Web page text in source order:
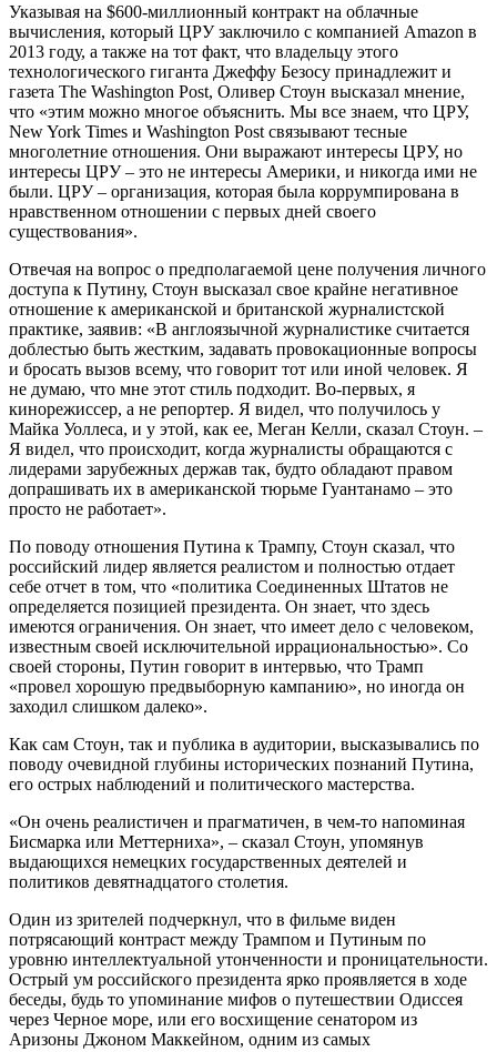
Указывая на $600-миллионный контракт на облачные
вычисления, который ЦРУ заключило с компанией Amazon в
2013 году, а также на тот факт, что владельцу этого
технологического гиганта Джеффу Безосу принадлежит и
газета The Washington Post, Оливер Стоун высказал мнение,
что «этим можно многое объяснить. Мы все знаем, что ЦРУ,
New York Times и Washington Post связывают тесные
многолетние отношения. Они выражают интересы ЦРУ, но
интересы ЦРУ – это не интересы Америки, и никогда ими не
были. ЦРУ – организация, которая была коррумпирована в
нравственном отношении с первых дней своего
существования».
Отвечая на вопрос о предполагаемой цене получения личного
доступа к Путину, Стоун высказал свое крайне негативное
отношение к американской и британской журналистской
практике, заявив: «В англоязычной журналистике считается
доблестью быть жестким, задавать провокационные вопросы
и бросать вызов всему, что говорит тот или иной человек. Я
не думаю, что мне этот стиль подходит. Во-первых, я
кинорежиссер, а не репортер. Я видел, что получилось у
Майка Уоллеса, и у этой, как ее, Меган Келли, сказал Стоун. –
Я видел, что происходит, когда журналисты обращаются с
лидерами зарубежных держав так, будто обладают правом
допрашивать их в американской тюрьме Гуантанамо – это
просто не работает».
По поводу отношения Путина к Трампу, Стоун сказал, что
российский лидер является реалистом и полностью отдает
себе отчет в том, что «политика Соединенных Штатов не
определяется позицией президента. Он знает, что здесь
имеются ограничения. Он знает, что имеет дело с человеком,
известным своей исключительной иррациональностью». Со
своей стороны, Путин говорит в интервью, что Трамп
«провел хорошую предвыборную кампанию», но иногда он
заходил слишком далеко».
Как сам Стоун, так и публика в аудитории, высказывались по
поводу очевидной глубины исторических познаний Путина,
его острых наблюдений и политического мастерства.
«Он очень реалистичен и прагматичен, в чем-то напоминая
Бисмарка или Меттерниха», – сказал Стоун, упомянув
выдающихся немецких государственных деятелей и
политиков девятнадцатого столетия.
Один из зрителей подчеркнул, что в фильме виден
потрясающий контраст между Трампом и Путиным по
уровню интеллектуальной утонченности и проницательности.
Острый ум российского президента ярко проявляется в ходе
беседы, будь то упоминание мифов о путешествии Одиссея
через Черное море, или его восхищение сенатором из
Аризоны Джоном Маккейном, одним из самых